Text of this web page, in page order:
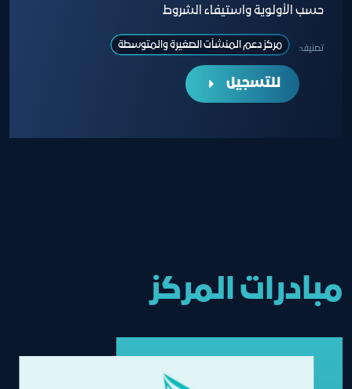
حسب الأولوية واستيفاء الشروط
تصنيف: مركز دعم المنشآت الصغيرة والمتوسطة
للتسجيل
مبادرات المركز